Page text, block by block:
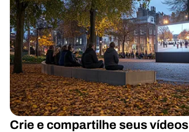
Crie e compartilhe seus vídeos